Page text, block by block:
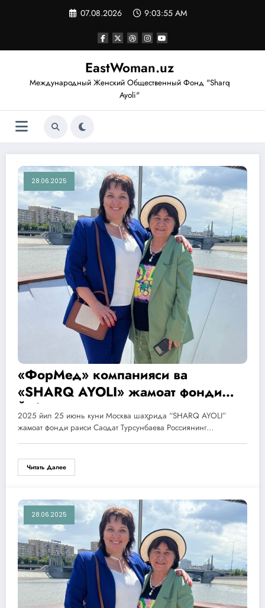
07.08.2026 9:03:57 AM
EastWoman.uz
Международный Женский Общественный Фонд "Sharq
Ayoli"
28.06.2025
«ФорМед» компанияси ва
«SHARQ AYOLI» жамоат фонди
Ўзбекистоннинг қишлоқ
ҳудудларида 30 ёшдан ошган
аёллар учун бепул маммоскрининг
дастурини бошлади
2025 йил 25 июнь куни Москва шаҳрида “SHARQ AYOLI”
жамоат фонди раиси Саодат Турсунбаева Россиянинг…
Читать Далее
28.06.2025